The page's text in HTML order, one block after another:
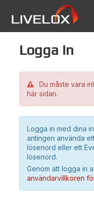
Logga in
Du måste vara
här sidan.
Logga in med dina
antingen använda
lösenord eller ett
lösenord.
Genom att logga in
användarvillkoren